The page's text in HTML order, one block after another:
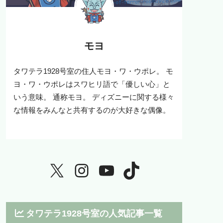
モヨ
タワテラ1928号室の住人モヨ・ワ・ウポレ。 モ
ヨ・ワ・ウポレはスワヒリ語で「優しい心」と
いう意味。 通称モヨ。 ディズニーに関する様々
な情報をみんなと共有するのが大好きな偶像。
タワテラ1928号室の人気記事一覧